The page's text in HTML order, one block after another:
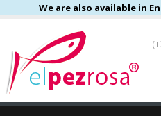
We are also available in